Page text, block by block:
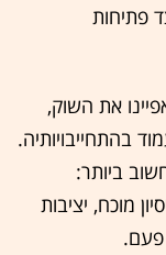
פתיחות
את השוק,
בהתחייבויותיה.
ביותר:
מוכח, יציבות
פעם.